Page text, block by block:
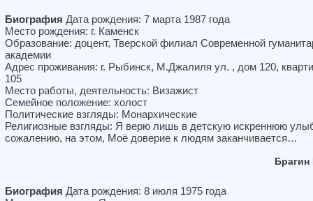
Биография Дата рождения: 7 марта 1987 года
Место рождения: г. Каменск
Образование: доцент, Тверской филиал Современной
академии
Адрес проживания: г. Рыбинск, М.Джалиля ул. , дом 120,
105
Место работы, деятельность: Визажист
Семейное положение: холост
Политические взгляды: Монархические
Религиозные взгляды: Я верю лишь в детскую искреннюю
сожалению, на этом, Моё доверие к людям заканчивается…
Брагин
Биография Дата рождения: 8 июля 1975 года